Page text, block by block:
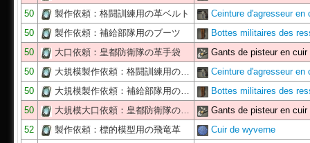
50
製作依頼：格闘訓練用の革ベルト
Ceinture d'agresseur
50
製作依頼：補給部隊用のブーツ
Bottes militaires des
50
大口依頼：皇都防衛隊の革手袋
Gants de pisteur en
50
大規模製作依頼：格闘訓練用の…
Ceinture d'agresseur
50
大規模製作依頼：補給部隊用の…
Bottes militaires des
50
大規模大口依頼：皇都防衛隊の…
Gants de pisteur en
52
製作依頼：標的模型用の飛竜革
Cuir de wyverne